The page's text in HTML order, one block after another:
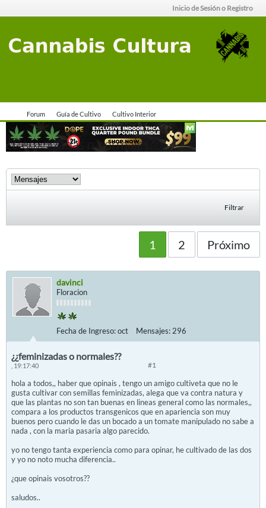
Inicio de Sesión o Registro
Forum Guía de Cultivo Cultivo Interior
¿¿feminizadas o normales??
Filtrar
1 2 Próximo
davinci
Floracion
Fecha de Ingreso:oct Mensajes: 296
#1
¿¿feminizadas o normales??
, 19:17:40
hola a todos,, haber que opinais , tengo un amigo cultiveta que no le
gusta cultivar con semillas feminizadas, alega que va contra natura y
que las plantas no son tan buenas en lineas general como las normales,,
compara a los productos transgenicos que en apariencia son muy
buenos pero cuando le das un bocado a un tomate manipulado no sabe a
nada , con la maria pasaria algo parecido.
yo no tengo tanta experiencia como para opinar, he cultivado de las dos
y yo no noto mucha diferencia..
¿que opinais vosotros??
saludos..